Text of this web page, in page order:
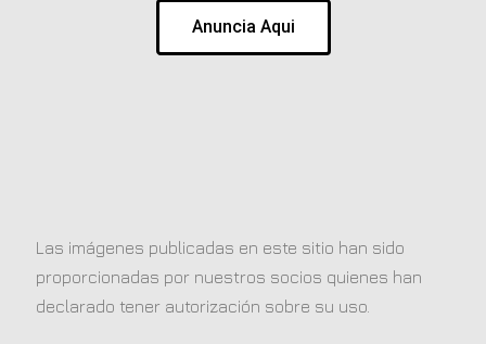
Anuncia Aqui
Las imágenes publicadas en este sitio han sido
proporcionadas por nuestros socios quienes han
declarado tener autorización sobre su uso.